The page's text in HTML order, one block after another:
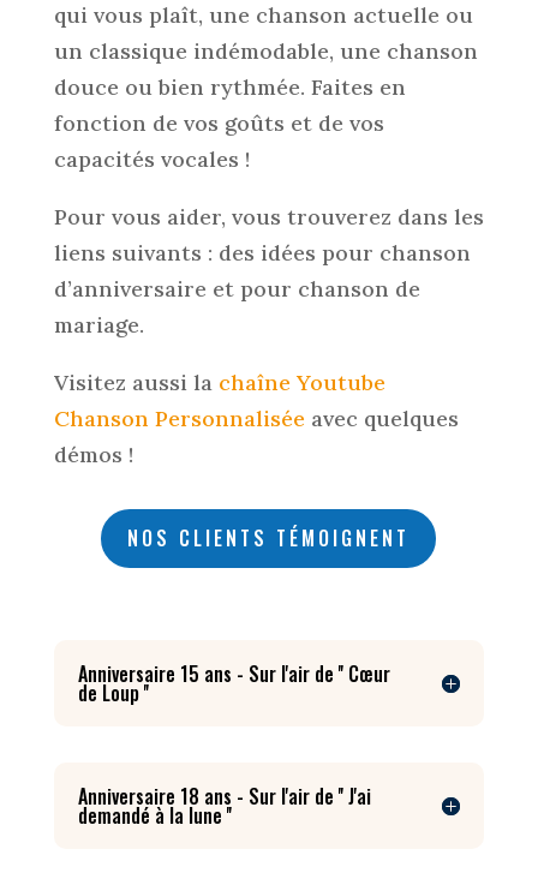
qui vous plaît, une chanson actuelle ou
un classique indémodable, une chanson
douce ou bien rythmée. Faites en
fonction de vos goûts et de vos
capacités vocales !
Pour vous aider, vous trouverez dans les
liens suivants : des idées pour chanson
d’anniversaire et pour chanson de
mariage.
Visitez aussi la chaîne Youtube
Chanson Personnalisée avec quelques
démos !
NOS CLIENTS TÉMOIGNENT
Anniversaire 15 ans - Sur l'air de '' Cœur
de Loup ''
Anniversaire 18 ans - Sur l'air de '' J'ai
demandé à la lune ''